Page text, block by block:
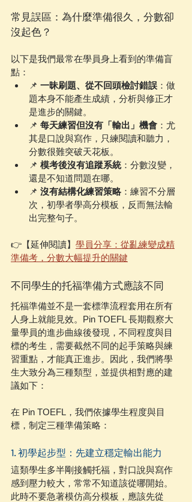
常見誤區：為什麼準備很久，分數卻
沒起色？
以下是我們最常在學員身上看到的準備盲
點：
📌 一昧刷題、從不回頭檢討錯誤 ：做
題本身不能產生成績，分析與修正才
是進步的關鍵。
📌 每天練習但沒有「輸出」機會 ：尤
其是口說與寫作，只練閱讀和聽力，
分數很難突破天花板。
📌 模考後沒有追蹤系統：分數沒變，
還是不知道問題在哪。
📌 沒有結構化練習策略 ：練習不分層
次，初學者學高分模板，反而無法輸
出完整句子。
👉【延伸閱讀】 學員分享：從亂練變成精
準備考，分數大幅提升的關鍵
不同學生的托福準備方式應該不同
托福準備並不是一套標準流程套用在所有
人身上就能見效。Pin TOEFL 長期觀察大
量學員的進步曲線後發現，不同程度與目
標的考生，需要截然不同的起手策略與練
習重點，才能真正進步。因此，我們將學
生大致分為三種類型，並提供相對應的建
議如下：
在 Pin TOEFL，我們依據學生程度與目
標，制定三種準備策略：
1. 初學起步型：先建立穩定輸出能力
這類學生多半剛接觸托福，對口說與寫作
感到壓力較大，常常不知道該從哪開始。
此時不要急著模仿高分模板，應該先從